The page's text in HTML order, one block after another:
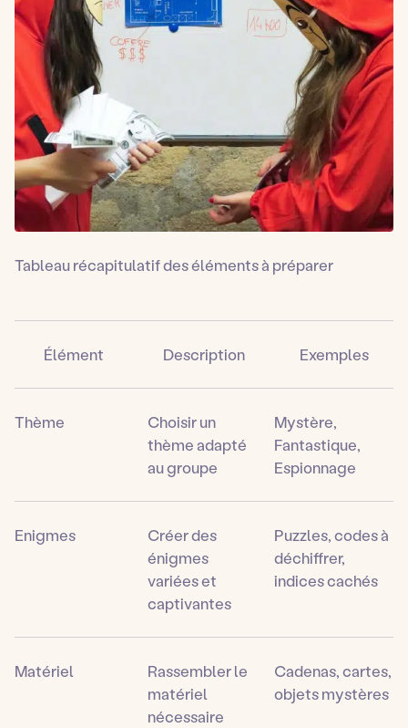
Tableau récapitulatif des éléments à préparer
Élément Description Exemples
Thème
Choisir un
thème adapté
au groupe
Mystère,
Fantastique,
Espionnage
Enigmes
Créer des
énigmes
variées et
captivantes
Puzzles, codes à
déchiffrer,
indices cachés
Matériel
Rassembler le
matériel
nécessaire
Cadenas, cartes,
objets mystères